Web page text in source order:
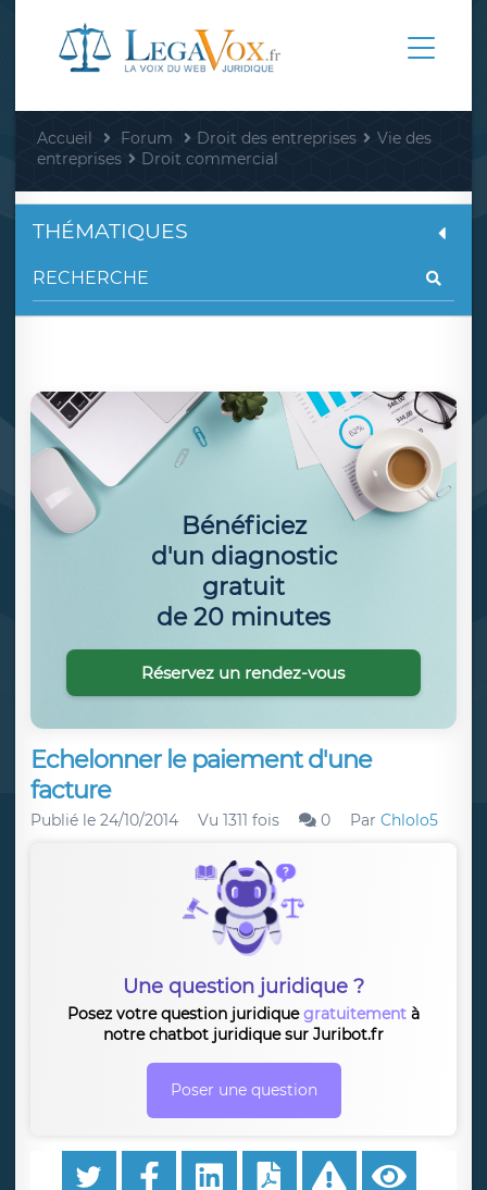
Accueil Forum Droit des entreprises
Vie des
entreprises
Droit commercial
Echelonner le paiement d'une
facture
Publié le 24/10/2014 Vu 1311 fois 0 Par Chlolo5
Une question juridique ?
Posez votre question juridiquegratuitement à
notre chatbot juridique sur Juribot.fr
Poser une question
THÉMATIQUES
Bénéficiez
d'un diagnostic
gratuit
de 20 minutes
Réservez un rendez-vous